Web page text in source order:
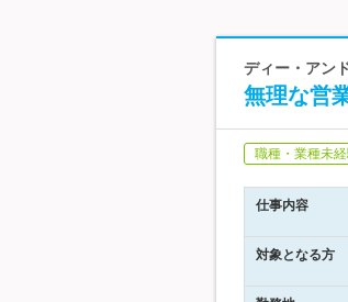
ディー・アン
無理な営
職種・業種未
仕事内容
対象となる方